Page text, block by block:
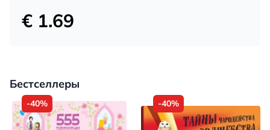
€ 1.69
Бестселлеры
-40% -40%